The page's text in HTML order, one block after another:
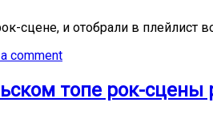
сцене, и отобрали в плейлист
comment
топе рок-